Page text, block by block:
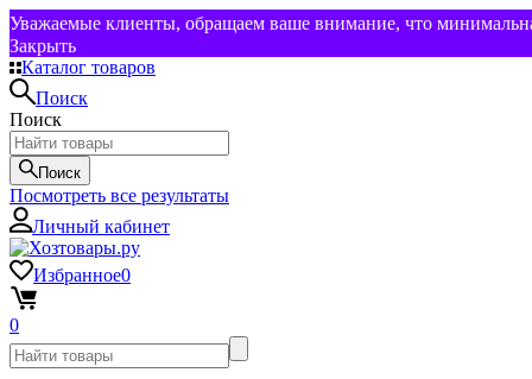
Уважаемые клиенты, обращаем ваше внимание, что
Закрыть
Каталог товаров
Поиск
Поиск
Поиск
Посмотреть все результаты
Личный кабинет
Избранное0
0